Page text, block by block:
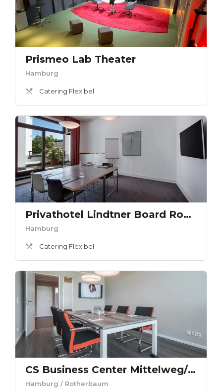
Prismeo Lab Theater
Hamburg
Catering Flexibel
Privathotel Lindtner Board Room 2
Hamburg
Catering Flexibel
CS Business Center Mittelweg/Rotherbaum - Rotherbaum
Hamburg / Rotherbaum